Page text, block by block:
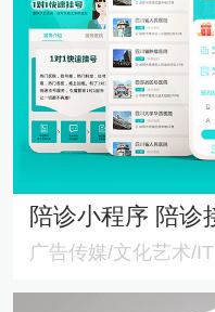
广告传媒/文化艺术/IT